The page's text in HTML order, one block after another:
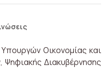
Οικονομίας και
Ψηφιακής Διακυβέρνησης